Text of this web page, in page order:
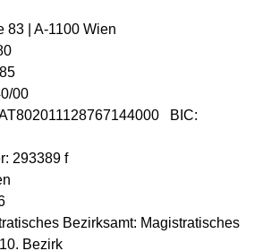
83 | A-1100 Wien
00
BIC:
293389 f
Bezirksamt: Magistratisches
Bezirk